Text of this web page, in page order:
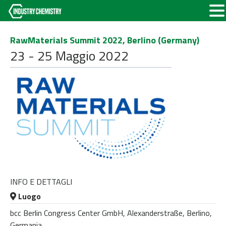
RawMaterials Summit 2022, Berlino (Germany)
23 - 25 Maggio 2022
INFO E DETTAGLI
Luogo
bcc Berlin Congress Center GmbH, Alexanderstraße, Berlino,